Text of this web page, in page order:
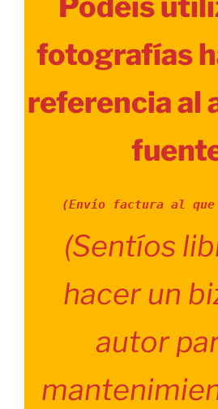
fotografías
referencia al
(Envío factura al
(Sentíos
hacer un
autor